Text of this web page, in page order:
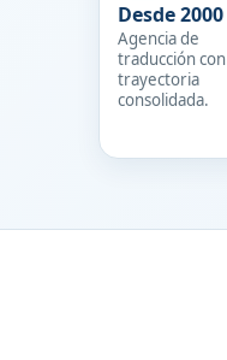
Desde 2000
Agencia de
traducción con
trayectoria
consolidada.